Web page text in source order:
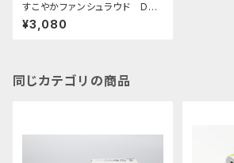
すこやかファンシュラウド DT0
2.03.04.ホーネットEVO 380
モーター用
¥3,080
同じカテゴリの商品